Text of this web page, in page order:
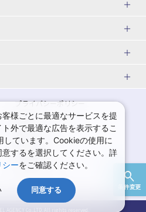
条件変更
千葉県
栃木県
神奈川県ホテル・旅館
千葉県ホテル・旅館
栃木県ホテル・旅館
蔵王温泉(山形)
鳴子温泉(宮城)
飯坂温泉(福島)
岩手旅行・ツアー
秋田旅行・ツアー
福島旅行・ツアー
神奈川旅行・ツアー
ユニバーサル・スタジオ・ジャパ
女子旅 国内版
ゴールデンウィーク（GW）の国内
旅行
7月の国内旅行
9月の国内旅行
11月の国内旅行
クリスマスの国内旅行
プライバシーポリシー
規約集
商標について
採用情報
様ごとに最適なサービスを提
外で最適な広告を表示するこ
しています。Cookieの使用に
するを選択してください。詳
シーをご確認ください。
同意する